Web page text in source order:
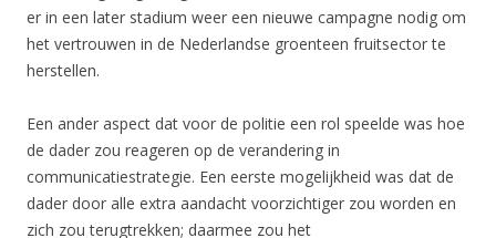
er in een later stadium weer een nieuwe campagne nodig om
het vertrouwen in de Nederlandse groenteen fruitsector te
herstellen.
Een ander aspect dat voor de politie een rol speelde was hoe
de dader zou reageren op de verandering in
communicatiestrategie. Een eerste mogelijkheid was dat de
dader door alle extra aandacht voorzichtiger zou worden en
zich zou terugtrekken; daarmee zou het